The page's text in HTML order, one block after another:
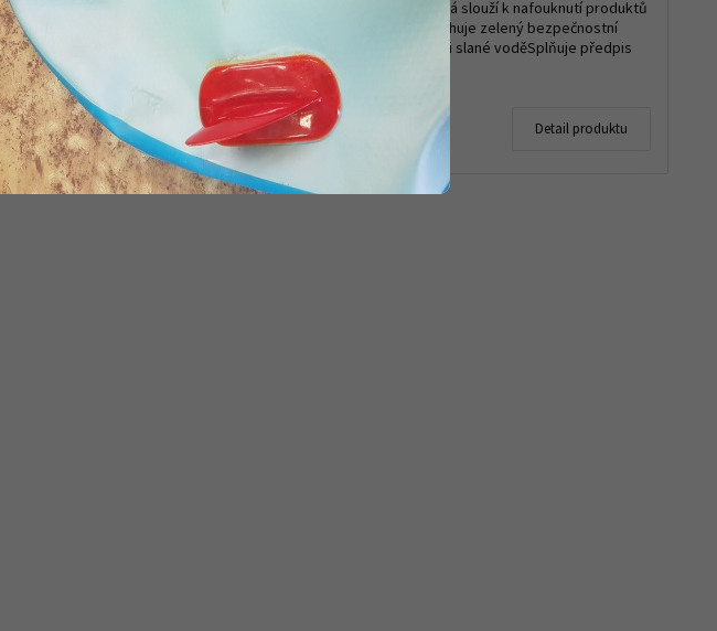
viditelnosti při plavání na otevřené vodě.
Uplatnění najde také pro triatlonisty, a další
extrémní ...
Na objednávku
750 Kč Detail produktu
uhličitého, která slouží k nafouknutí produktů
RESTUBE.Obsahuje zelený bezpečnostní
klipOdolná vůči slané voděSplňuje předpis
Detail produktu